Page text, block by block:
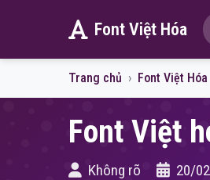
Font Việt Hóa
Trang chủ Font Việt Hóa
Font Việt
Không rõ 20/